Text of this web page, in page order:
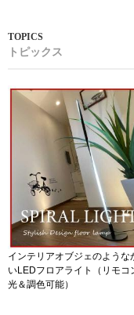
トピックス
インテリアオブジェのような
いLEDフロアライト（リモコ
光＆調色可能）